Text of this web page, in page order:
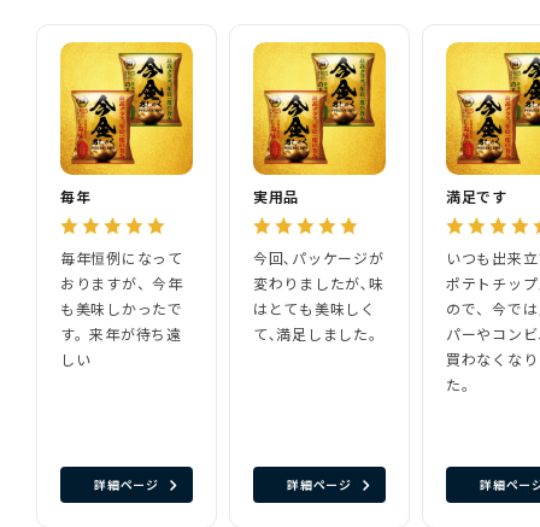
毎年
詳細ページ
毎年恒例になって
おりますが、今年
も美味しかったで
す。来年が待ち遠
しい
実用品
詳細ページ
今回､パッケージが
変わりましたが､味
はとても美味しく
て､満足しました。
満足です
詳細ペー
いつも出来
ポテトチッ
ので、今で
パーやコン
買わなくな
た。